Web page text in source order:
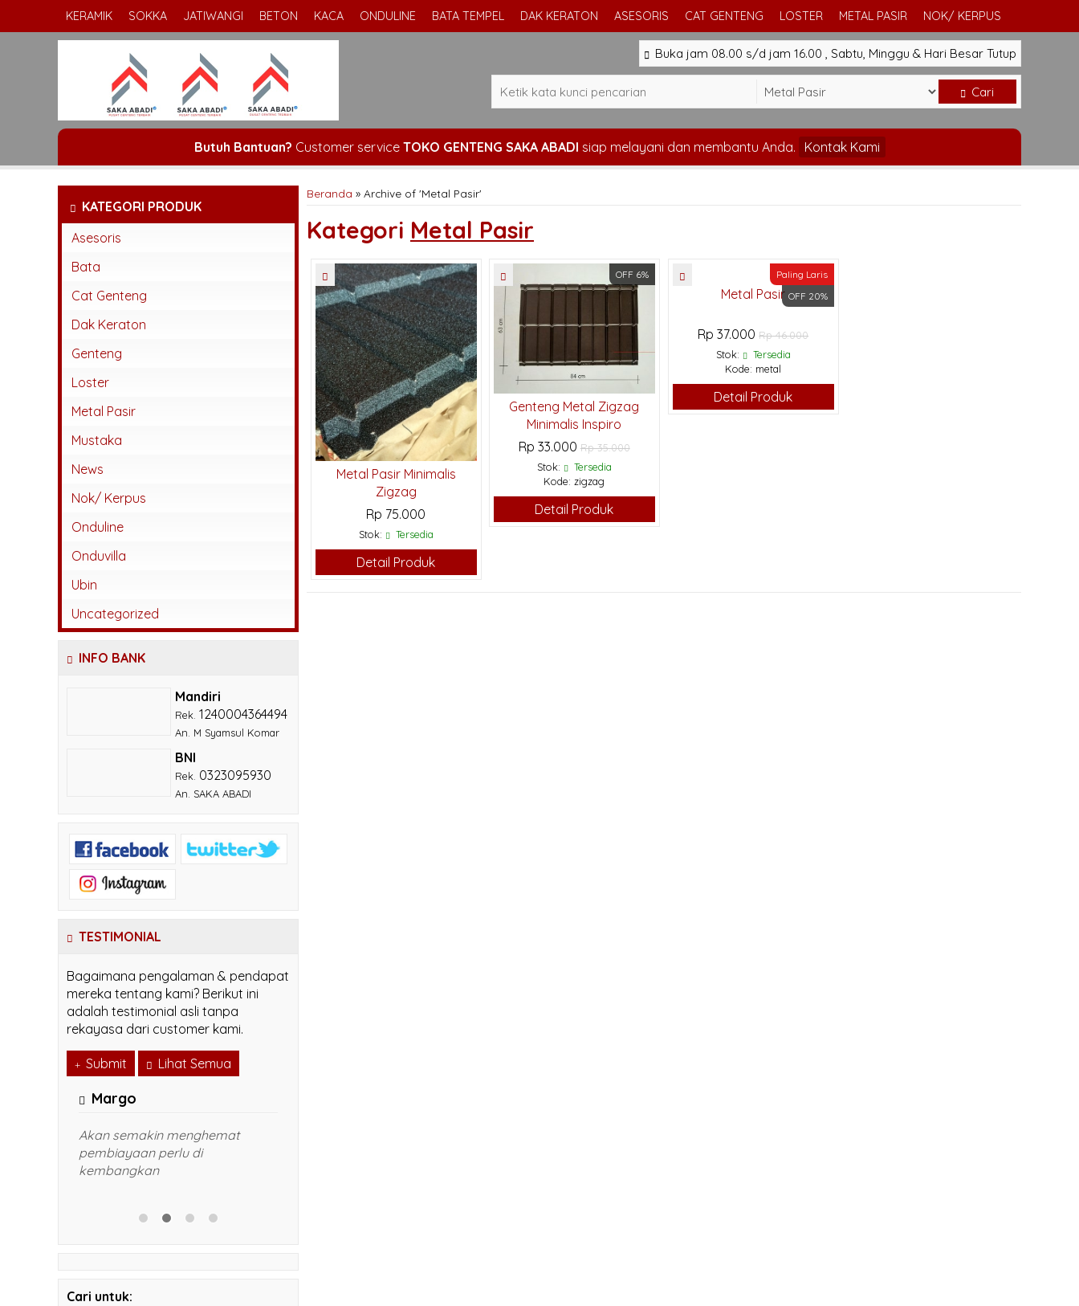
KERAMIK SOKKA JATIWANGI BETON KACA ONDULINE BATA TEMPEL DAK KERATON ASESORIS CAT GENTENG LOSTER METAL PASIR NOK/ KERPUS
Buka jam 08.00 s/d jam 16.00 , Sabtu, Minggu & Hari Besar Tutup
Cari
Butuh Bantuan? Customer service TOKO GENTENG SAKA ABADI siap melayani dan membantu Anda. Kontak Kami
Beranda » Archive of 'Metal Pasir'
Kategori Metal Pasir
Metal Pasir Minimalis
Zigzag
Rp 75.000
Stok: Tersedia
Detail Produk
OFF 6%
Genteng Metal Zigzag
Minimalis Inspiro
Rp 33.000 Rp 35.000
Stok:
Tersedia
Kode: zigzag
Detail Produk
Paling Laris
OFF 20%
Metal Pasir
Rp 37.000Rp 46.000
Stok:
Tersedia
Kode: metal
Detail Produk
KATEGORI PRODUK
Asesoris
Bata
Bata Espos
Bata Press
Bata Tempel
Cat Genteng
Dak Keraton
Genteng
Abadi
Beton
Jatiwangi
Kaca
Karangpilang
Keramik
Loster
Metal Pasir
Mustaka
News
Nok/ Kerpus
Onduline
Onduvilla
Ubin
Uncategorized
INFO BANK
Mandiri
Rek. 1240004364494
An. M Syamsul Komar
BNI
Rek. 0323095930
An. SAKA ABADI
TESTIMONIAL
Bagaimana pengalaman & pendapat
mereka tentang kami? Berikut ini
adalah testimonial asli tanpa
rekayasa dari customer kami.
Submit Lihat Semua
Margo
Akan semakin menghemat
pembiayaan perlu di
kembangkan
Cari untuk: